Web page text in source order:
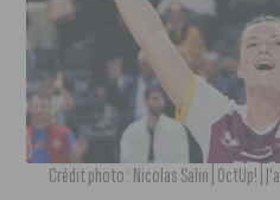
Crédit photo : Nicolas Salin | OctUp! |